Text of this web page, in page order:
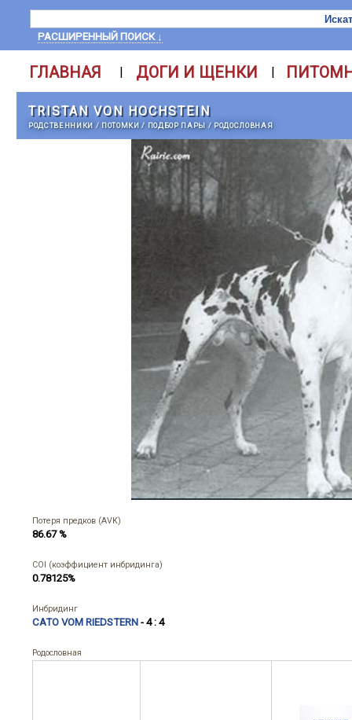
РАСШИРЕННЫЙ ПОИСК ↓
ГЛАВНАЯ | ДОГИ И ЩЕНКИ |
TRISTAN VON HOCHSTEIN
РОДСТВЕННИКИ / ПОТОМКИ/ ПОДБОР ПАРЫ / РОДОСЛОВНАЯ
Потеря предков (AVK)
86.67 %
COI (коэффициент инбридинга)
0.78125%
Инбридинг
CATO VOM RIEDSTERN - 4 : 4
Родословная